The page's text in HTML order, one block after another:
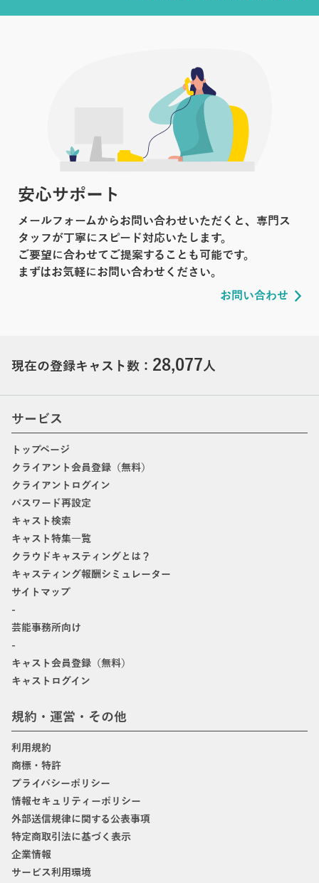
安心サポート
メールフォームからお問い合わせいただくと、専門ス
タッフが丁寧にスピード対応いたします。
ご要望に合わせてご提案することも可能です。
まずはお気軽にお問い合わせください。
お問い合わせ
現在の登録キャスト数： 28,077人
サービス
トップページ
クライアント会員登録（無料）
クライアントログイン
パスワード再設定
キャスト検索
キャスト特集一覧
クラウドキャスティングとは？
キャスティング報酬シミュレーター
サイトマップ
-
芸能事務所向け
-
キャスト会員登録（無料）
キャストログイン
規約・運営・その他
利用規約
商標・特許
プライバシーポリシー
情報セキュリティーポリシー
外部送信規律に関する公表事項
特定商取引法に基づく表示
企業情報
サービス利用環境